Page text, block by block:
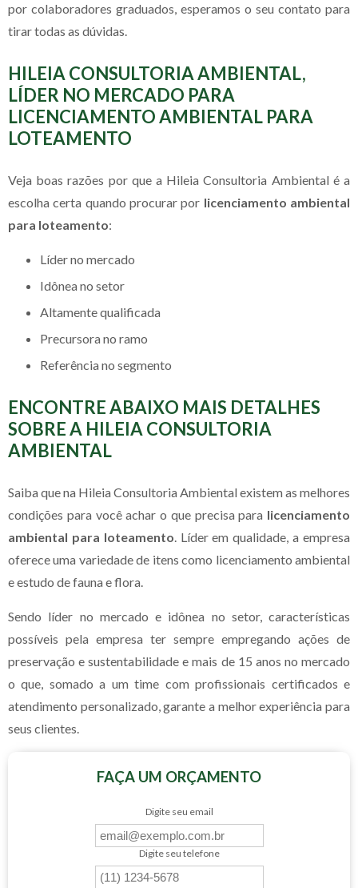
por colaboradores graduados, esperamos o seu contato para
tirar todas as dúvidas.
HILEIA CONSULTORIA AMBIENTAL,
LÍDER NO MERCADO PARA
LICENCIAMENTO AMBIENTAL PARA
LOTEAMENTO
Veja boas razões por que a Hileia Consultoria Ambiental é a
escolha certa quando procurar por licenciamento ambiental
para loteamento:
líder no mercado
idônea no setor
altamente qualificada
precursora no ramo
referência no segmento
ENCONTRE ABAIXO MAIS DETALHES
SOBRE A HILEIA CONSULTORIA
AMBIENTAL
Saiba que na Hileia Consultoria Ambiental existem as melhores
condições para você achar o que precisa para licenciamento
ambiental para loteamento. Líder em qualidade, a empresa
oferece uma variedade de itens como licenciamento ambiental
e estudo de fauna e flora.
Sendo líder no mercado e idônea no setor, características
possíveis pela empresa ter sempre empregando ações de
preservação e sustentabilidade e mais de 15 anos no mercado
o que, somado a um time com profissionais certificados e
atendimento personalizado, garante a melhor experiência para
seus clientes.
FAÇA UM ORÇAMENTO
Digite seu email
Digite seu telefone